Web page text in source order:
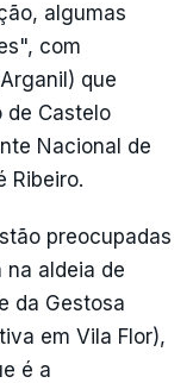
algumas
com
que
de Castelo
Nacional de
Ribeiro.
preocupadas
aldeia de
da Gestosa
em Vila Flor),
é a